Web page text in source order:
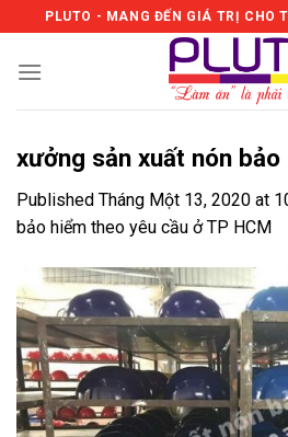
to
content
PLUTO - MANG ĐẾN GIÁ TRỊ CHO
xưởng sản xuất nón
Published Tháng Một 13, 2020 at
bảo hiểm theo yêu cầu ở TP HCM